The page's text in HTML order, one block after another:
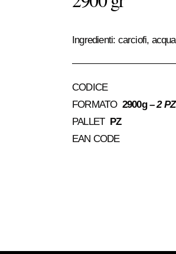
Ingredienti: carciofi,
CODICE
FORMATO 2900g –2
PALLETPZ
EAN CODE